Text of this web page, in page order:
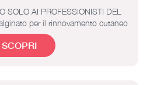
SOLO AI PROFESSIONISTI DEL
per il rinnovamento cutaneo
SCOPRI